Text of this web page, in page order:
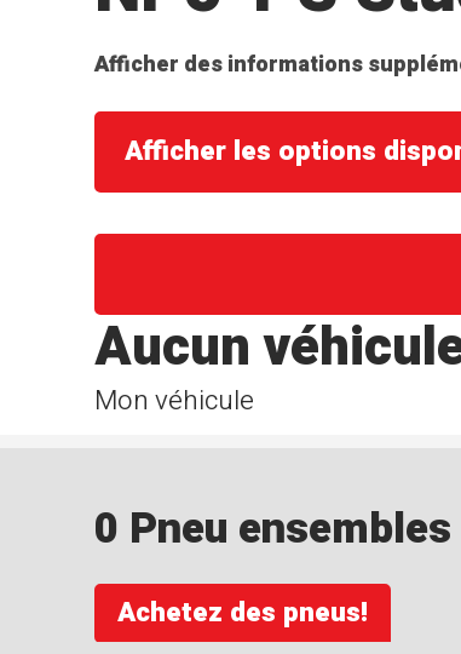
Afficher des informations
Afficher les options
Mon véhicule
Aucun
0 Pneu
Achetez des pneus!